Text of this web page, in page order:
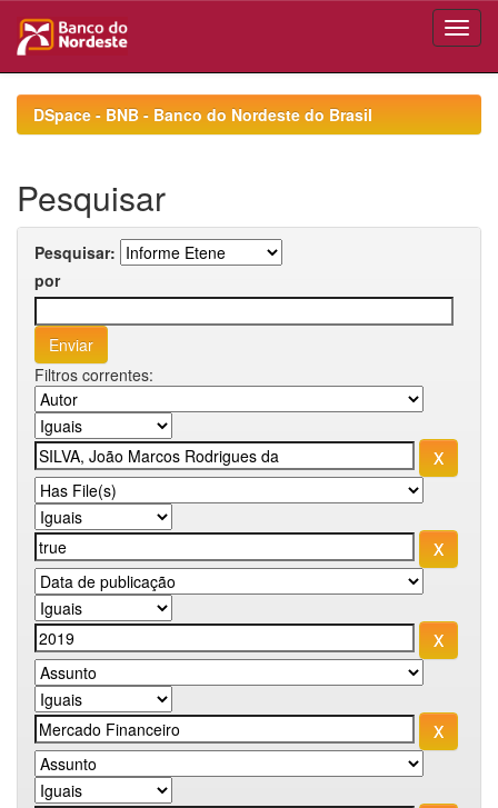
navigationDSpace - BNB - Banco do Nordeste do Brasil
Pesquisar
Pesquisar:
por
Filtros correntes: